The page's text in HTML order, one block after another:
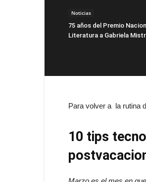
Noticias
75 años del Premio
Literatura a Gabriela
Para volver a la rutina
10 tips